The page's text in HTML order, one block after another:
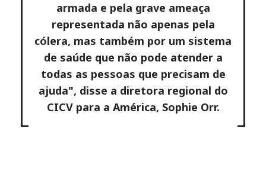
armada e pela grave ameaça
representada não apenas pela
cólera, mas também por um sistema
de saúde que não pode atender a
todas as pessoas que precisam de
ajuda", disse a diretora regional do
CICV para a América, Sophie Orr.